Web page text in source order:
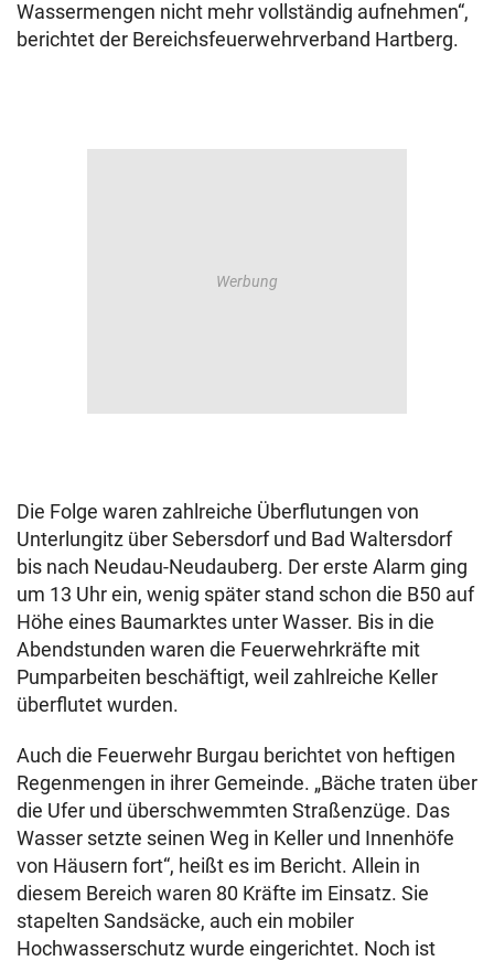
Wassermengen nicht mehr vollständig aufnehmen“,
berichtet der Bereichsfeuerwehrverband Hartberg.
Die Folge waren zahlreiche Überflutungen von
Unterlungitz über Sebersdorf und Bad Waltersdorf
bis nach Neudau-Neudauberg. Der erste Alarm ging
um 13 Uhr ein, wenig später stand schon die B50 auf
Höhe eines Baumarktes unter Wasser. Bis in die
Abendstunden waren die Feuerwehrkräfte mit
Pumparbeiten beschäftigt, weil zahlreiche Keller
überflutet wurden.
Auch die Feuerwehr Burgau berichtet von heftigen
Regenmengen in ihrer Gemeinde. „Bäche traten über
die Ufer und überschwemmten Straßenzüge. Das
Wasser setzte seinen Weg in Keller und Innenhöfe
von Häusern fort“, heißt es im Bericht. Allein in
diesem Bereich waren 80 Kräfte im Einsatz. Sie
stapelten Sandsäcke, auch ein mobiler
Hochwasserschutz wurde eingerichtet. Noch ist